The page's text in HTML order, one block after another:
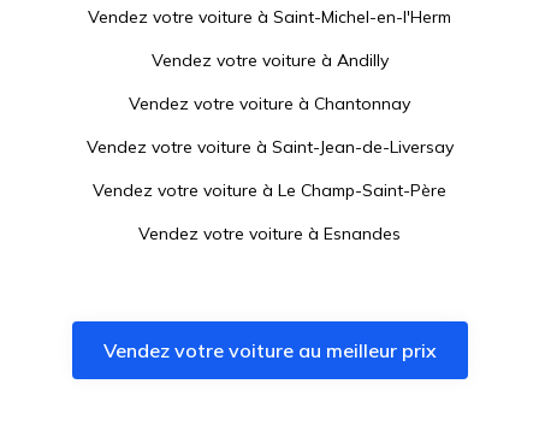
Vendez votre voiture à Saint-Michel-en-l'Herm
Vendez votre voiture à Andilly
Vendez votre voiture à Chantonnay
Vendez votre voiture à Saint-Jean-de-Liversay
Vendez votre voiture à Le Champ-Saint-Père
Vendez votre voiture à Esnandes
Vendez votre voiture àL'Aiguillon-la-Presqu'île
Vendez votre voiture àSaint-Ouen-d'Aunis
Vendez votre voiture au meilleur prix